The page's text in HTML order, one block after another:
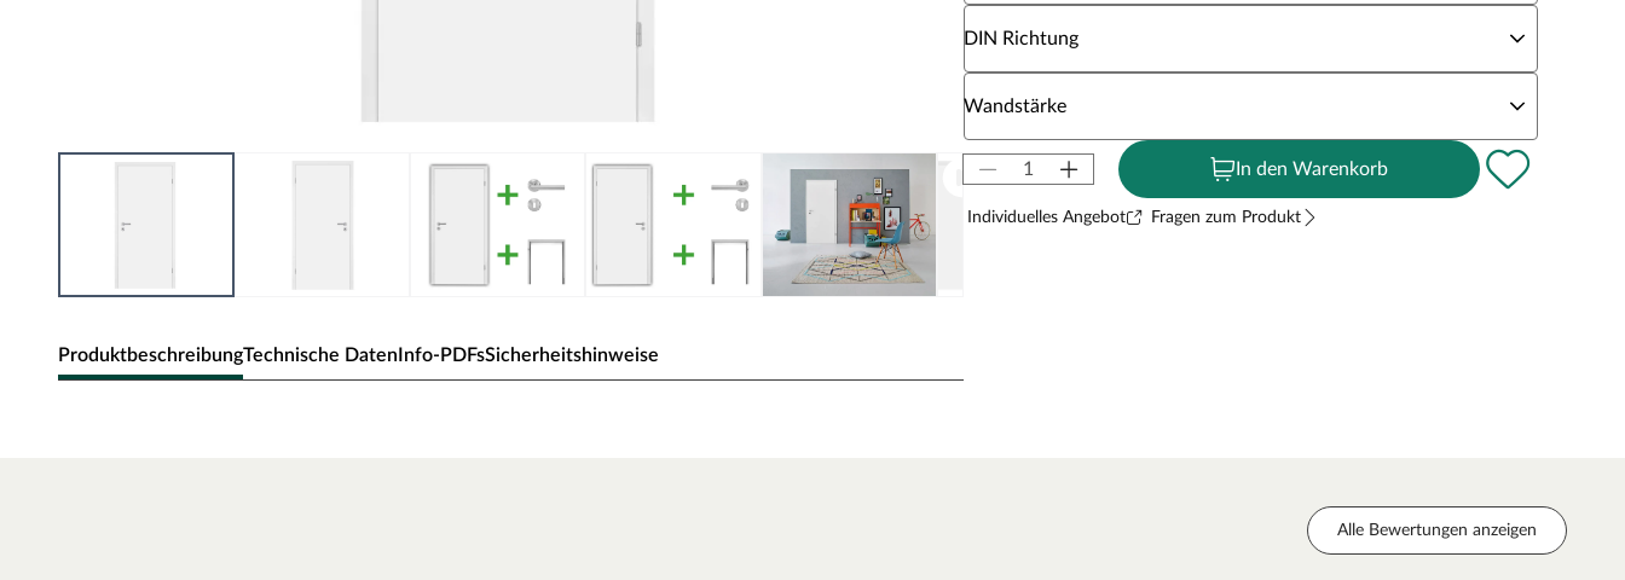
ProduktbeschreibungTechnische DatenInfo-PDFsSicherheitshinweise
DIN Richtung
Wandstärke
In den Warenkorb
Individuelles Angebot Fragen zum Produkt
Alle Bewertungen anzeigen